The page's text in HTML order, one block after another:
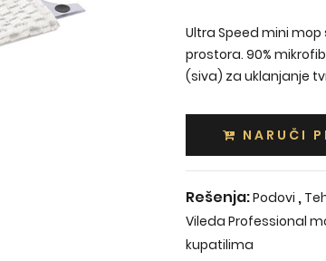
Ultra Speed mini
prostora. 90%
(siva) za uklanjanje
NARUČI
Rešenja:Podovi ,
Vileda Professional
kupatilima